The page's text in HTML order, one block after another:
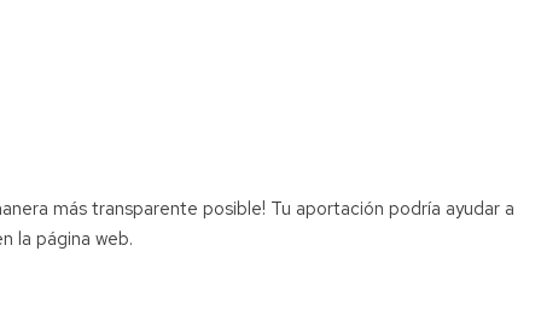
más transparente posible! Tu aportación podría ayudar a
la página web.